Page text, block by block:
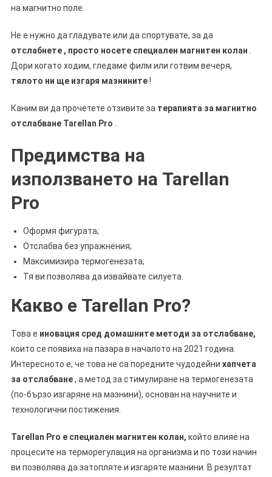
на магнитно поле.
Не е нужно да гладувате или да спортувате, за да
отслабнете , просто носете специален магнитен колан
Дори когато ходим, гледаме филм или готвим вечеря,
тялото ни ще изгаря мазнините!
Каним ви да прочетете отзивите за терапията за магнитно
отслабване Tarellan Pro
Предимства на
използването на Tarellan
Pro
Оформя фигурата;
Отслабва без упражнения;
Максимизира термогенезата;
Тя ви позволява да извайвате силуета.
Какво е Tarellan Pro?
Това е иновация сред домашните методи за отслабване,
които се появиха на пазара в началото на 2021 година.
Интересното е, че това не са поредните чудодейни хапчета
за отслабване, а метод за стимулиране на термогенезата
(по-бързо изгаряне на мазнини), основан на научните и
технологични постижения.
Tarellan Pro е специален магнитен колан, който влияе на
процесите на терморегулация на организма и по този начин
ви позволява да затопляте и изгаряте мазнини. В резултат